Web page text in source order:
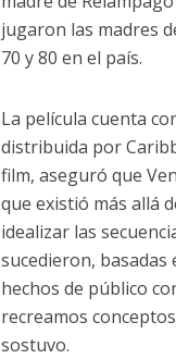
jugaron las madres
70 y 80 en el país.
La película cuenta
distribuida por
film, aseguró que
que existió más allá
idealizar las
sucedieron,
hechos de público
recreamos
sostuvo.